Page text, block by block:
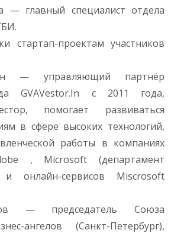
— главный специалист отдела
стартап-проектам участников
— управляющий партнёр
GVAVestor.In с 2011 года,
помогает развиваться
в сфере высоких технологий,
работы в компаниях
, Microsoft (департамент
и онлайн-сервисов Miscrosoft
— председатель Союза
ангелов (Санкт-Петербург),